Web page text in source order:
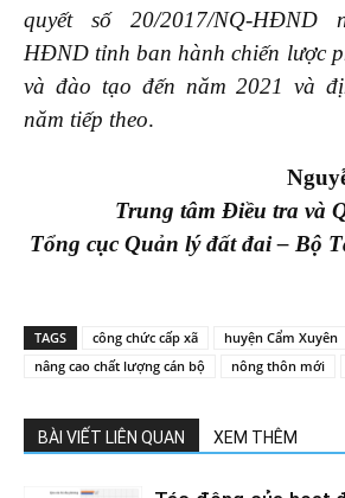
quyết số 20/2017/NQ-HĐND
HĐND tỉnh ban hành chiến lược
và đào tạo đến năm 2021 và
năm tiếp theo.
Trung tâm Điều tra và
Tổng cục Quản lý đất đai – Bộ
TAGS công chức cấp xã
huyện Cẩm Xuyên
nâng cao chất lượng cán bộ
nông thôn mới
BÀI VIẾT LIÊN QUAN XEM THÊM